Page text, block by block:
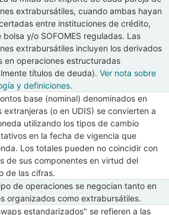
extrabursátiles, cuando ambas hayan
entre instituciones de crédito,
bolsa y/o SOFOMES reguladas. Las
extrabursátiles incluyen los derivados
en operaciones estructuradas
títulos de deuda). Ver nota sobre
y definiciones.
base (nominal) denominados en
extranjeras (o en UDIS) se convierten a
utilizando los tipos de cambio
en la fecha de vigencia que
Los totales pueden no coincidir con
de sus componentes en virtud del
de las cifras.
de operaciones se negocian tanto en
organizados como extrabursátiles.
estandarizados" se refieren a las